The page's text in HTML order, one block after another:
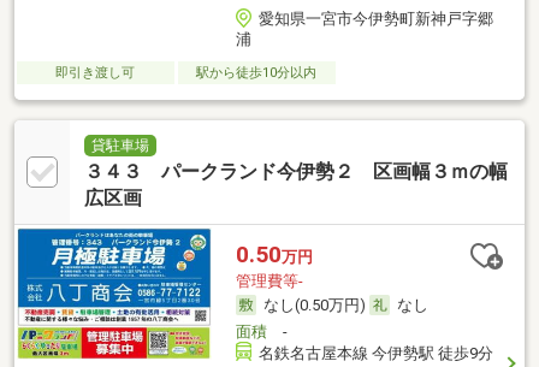
愛知県一宮市今伊勢町新神戸字郷
浦
即引き渡し可 駅から徒歩10分以内
貸駐車場
３４３ パークランド今伊勢２ 区画幅３ｍの幅
広区画
0.50万円
管理費等-
なし(0.50万円)
なし
面積-
名鉄名古屋本線 今伊勢駅 徒歩9分